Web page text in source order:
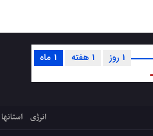
1 ماه 1 هفته 1 روز
انرژی استانها